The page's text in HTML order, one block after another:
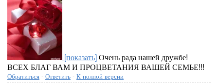
[показать]Очень рада нашей дружбе!
ВСЕХ БЛАГ ВАМ И ПРОЦВЕТАНИЯ ВАШЕЙ СЕМЬЕ!!!
Обратиться - Ответить - К полной версии